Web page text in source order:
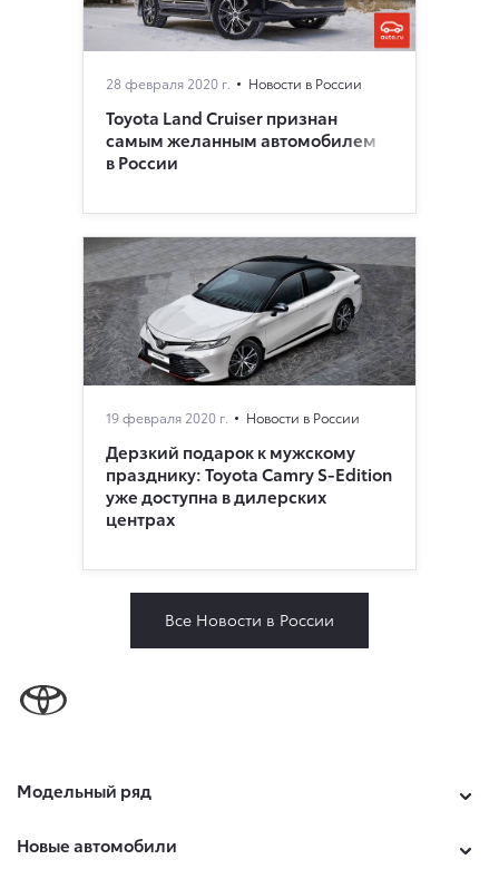
28 февраля 2020 г. Новости в России
Toyota Land Cruiser признан
самым желанным автомобилем
в России
19 февраля 2020 г. Новости в России
Дерзкий подарок к мужскому
празднику: Toyota Camry S-Edition
уже доступна в дилерских
центрах
Все Новости в России
Модельный ряд
Новые автомобили